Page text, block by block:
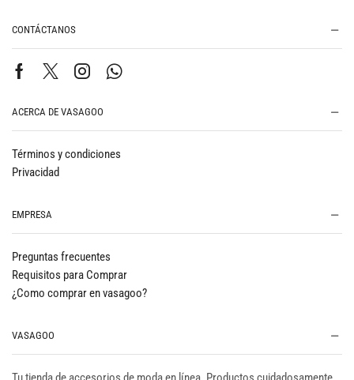
CONTÁCTANOS
ACERCA DE VASAGOO
Términos y condiciones
Privacidad
EMPRESA
Preguntas frecuentes
Requisitos para Comprar
¿Como comprar en vasagoo?
VASAGOO